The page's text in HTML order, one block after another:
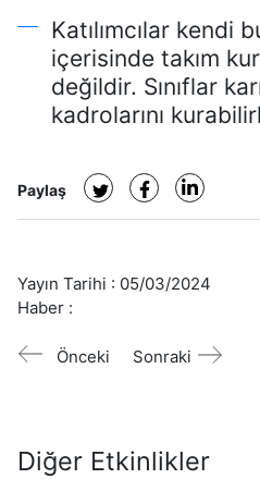
Katılımcılar kendi
içerisinde takım
değildir. Sınıflar
kadrolarını
Paylaş
Yayın Tarihi : 05/03/2024
Haber :
Önceki Sonraki
Diğer Etkinlikler